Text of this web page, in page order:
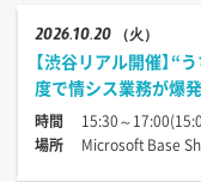
202610.20 （火）
【渋谷リアル開催】“
度で情シス業務が爆
時間
15:30～
場所
Microsoft Base